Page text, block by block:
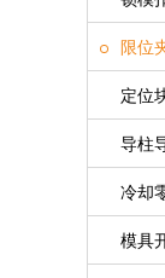
限位
定位
导柱
冷却
模具